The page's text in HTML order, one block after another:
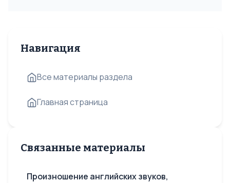
Навигация
Все материалы раздела
Главная страница
Связанные материалы
Произношение английских звуков,